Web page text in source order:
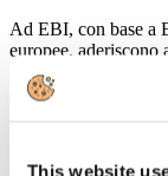
This website
Ad EBI, con base a
europee,
membri la
aziende legate al